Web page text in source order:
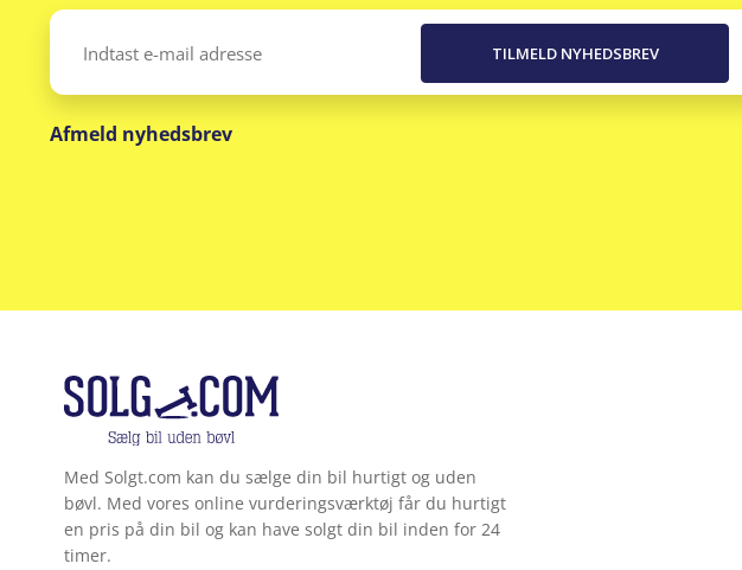
(Påkrævet)
Afmeld nyhedsbrev
Med Solgt.com kan du sælge din bil hurtigt og uden
bøvl. Med vores online vurderingsværktøj får du hurtigt
en pris på din bil og kan have solgt din bil inden for 24
timer.